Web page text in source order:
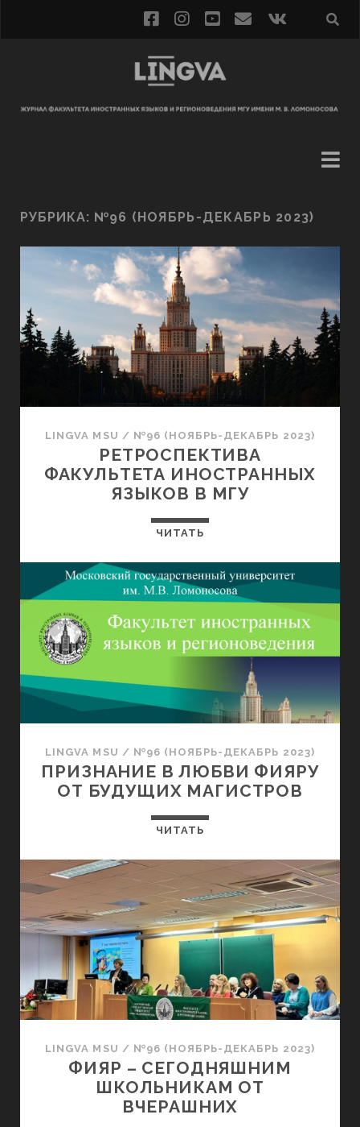
РУБРИКА: №96 (НОЯБРЬ-ДЕКАБРЬ 2023)
LINGVA MSU / №96 (НОЯБРЬ-ДЕКАБРЬ 2023)
РЕТРОСПЕКТИВА
ФАКУЛЬТЕТА ИНОСТРАННЫХ
ЯЗЫКОВ В МГУ
ЧИТАТЬ
LINGVA MSU / №96 (НОЯБРЬ-ДЕКАБРЬ 2023)
ПРИЗНАНИЕ В ЛЮБВИ ФИЯРУ
ОТ БУДУЩИХ МАГИСТРОВ
ЧИТАТЬ
LINGVA MSU / №96 (НОЯБРЬ-ДЕКАБРЬ 2023)
ФИЯР – СЕГОДНЯШНИМ
ШКОЛЬНИКАМ ОТ
ВЧЕРАШНИХ